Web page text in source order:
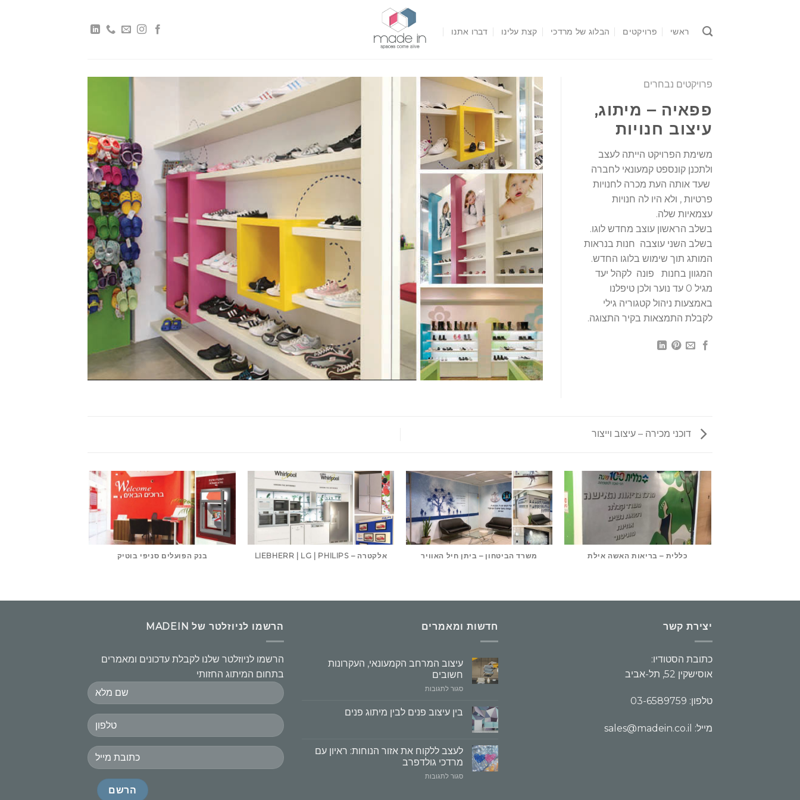
ראשי פרויקטים הבלוג של מרדכי קצת עלינו דברו אתנו
פרויקטים נבחרים
פפאיה – מיתוג,
עיצוב חנויות
משימת הפרויקט הייתה לעצב
ולתכנן קונספט קמעונאי לחברה
שעד אותה העת מכרה לחנויות
פרטיות , ולא היו לה חנויות
עצמאיות שלה.
בשלב הראשון עוצב מחדש לוגו.
בשלב השני עוצבה חנות בנראות
המותג תוך שימוש בלוגו החדש.
המגוון בחנות פונה לקהל יעד
מגיל 0 עד נוער ולכן טיפלנו
באמצעות ניהול קטגוריה גילי
לקבלת התמצאות בקיר התצוגה.
דוכני מכירה – עיצוב וייצור
כללית – בריאות האשה אילת משרד הביטחון – ביתן חיל האוויר אלקטרה – LIEBHERR | LG | PHILIPS בנק הפועלים סניפי בוטיק
יצירת קשר
כתובת הסטודיו:
אוסישקין 52, תל-אביב
טלפון: 03-6589759
מייל: sales@madein.co.il
חדשות ומאמרים
עיצוב המרחב הקמעונאי, העקרונות
חשובים
סגור לתגובותעל
המרחב
הקמעונאי,
בין עיצוב פנים לבין מיתוג פנים
לעצב ללקוח את אזור הנוחות: ראיון עם
מרדכי גולדפרב
סגור לתגובותעל
הרשמו לניוזלטר של MADEIN
הרשמו לניוזלטר שלנו לקבלת עדכונים ומאמרים
בתחום המיתוג החזותי